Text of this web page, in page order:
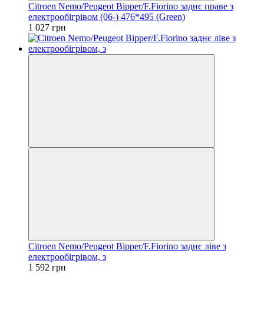
Citroen Nemo/Peugeot Bipper/F.Fiorino заднє праве з
електрообігрівом (06-) 476*495 (Green)
1 027 грн
Citroen Nemo/Peugeot Bipper/F.Fiorino заднє ліве з
електрообігрівом, з
1 592 грн